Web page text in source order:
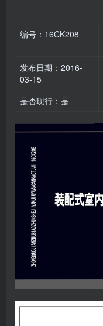
编号：16CK208
发布日期：2016-
03-15
是否现行：是